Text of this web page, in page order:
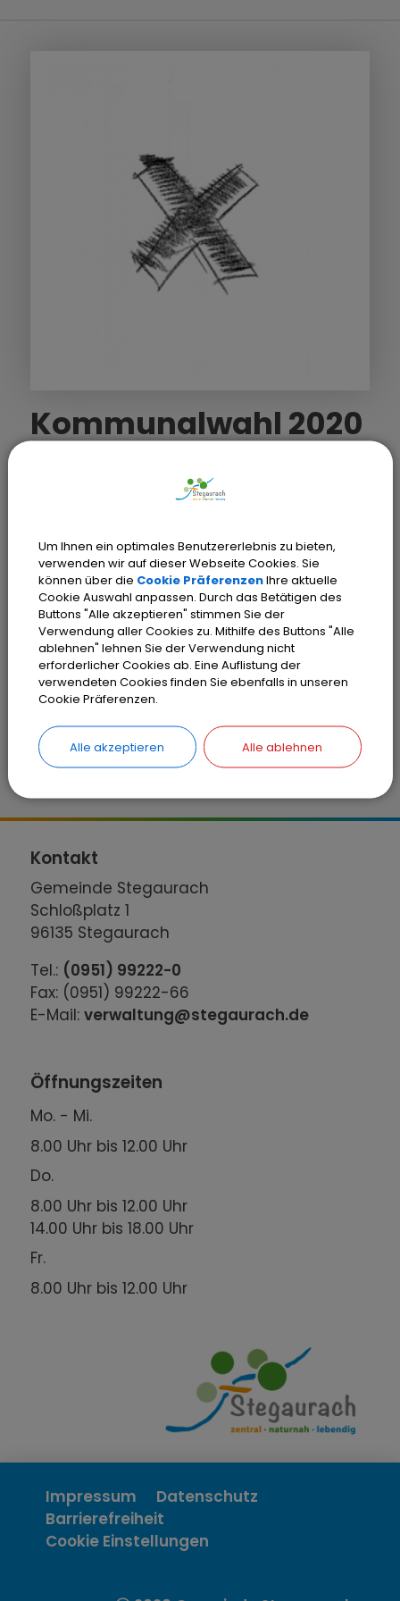
Kommunalwahl 2020
kommunale Wahlen stattgefunden:
Gemeinderats- und Bürgermeisterwahl
Sehen Sie das aktuelle Gremium in der
Gemeinde Stegaurachhier.
Kontakt
Gemeinde Stegaurach
Schloßplatz 1
96135 Stegaurach
Tel.: (0951) 99222-0
Fax: (0951) 99222-66
E-Mail:verwaltung@stegaurach.de
Öffnungszeiten
Mo. - Mi.
8.00 Uhr bis 12.00 Uhr
Do.
8.00 Uhr bis 12.00 Uhr
14.00 Uhr bis 18.00 Uhr
Fr.
8.00 Uhr bis 12.00 Uhr
Impressum
Datenschutz
Barrierefreiheit
Cookie Einstellungen
Um Ihnen ein optimales Benutzererlebnis zu bieten,
verwenden wir auf dieser Webseite Cookies. Sie
können über die Cookie PräferenzenIhre aktuelle
Cookie Auswahl anpassen. Durch das Betätigen des
Buttons "Alle akzeptieren" stimmen Sie der
Verwendung aller Cookies zu. Mithilfe des Buttons "Alle
ablehnen" lehnen Sie der Verwendung nicht
erforderlicher Cookies ab. Eine Auflistung der
verwendeten Cookies finden Sie ebenfalls in unseren
Cookie Präferenzen.
Alle akzeptieren Alle ablehnen